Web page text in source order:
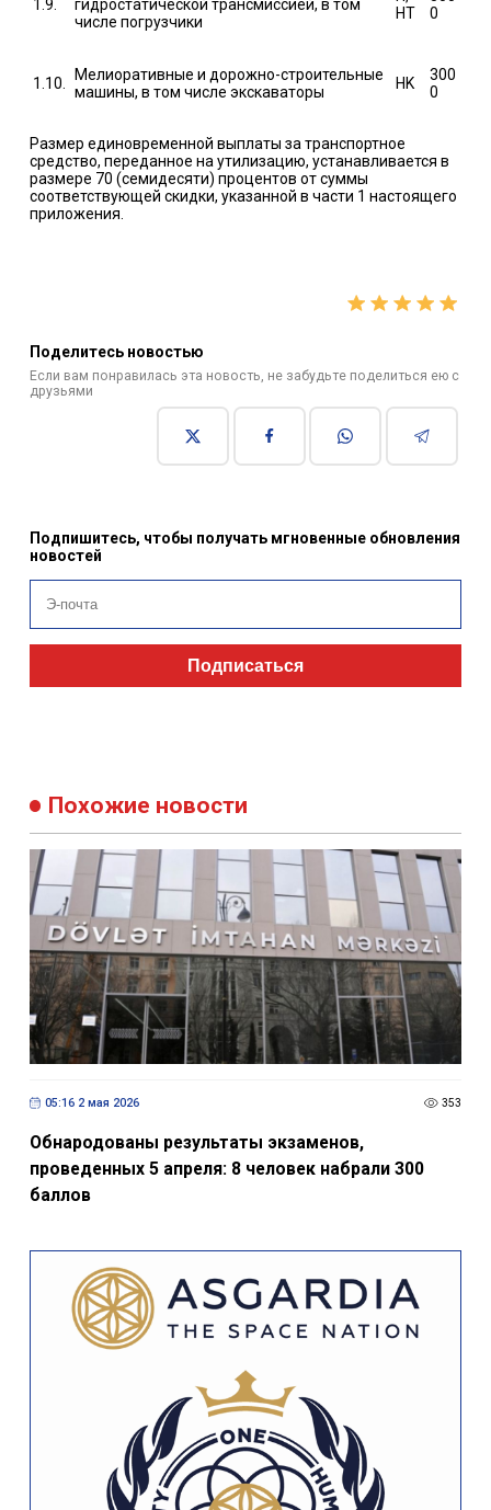
1.9.
гидростатической трансмиссией, в том
числе погрузчики
HT
0
1.10.
Мелиоративные и дорожно-строительные
машины, в том числе экскаваторы
HK
300
0
Размер единовременной выплаты за транспортное
средство, переданное на утилизацию, устанавливается в
размере 70 (семидесяти) процентов от суммы
соответствующей скидки, указанной в части 1 настоящего
приложения.
Поделитесь новостью
Если вам понравилась эта новость, не забудьте поделиться ею с
друзьями
Подпишитесь, чтобы получать мгновенные обновления
новостей
Подписаться
Похожие новости
05:16 2 мая 2026 353
Обнародованы результаты экзаменов,
проведенных 5 апреля: 8 человек набрали 300
баллов